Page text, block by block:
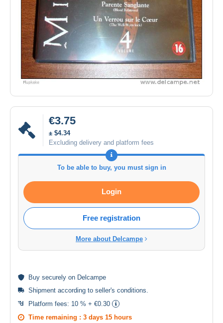
€3.75
± $4.34
Excluding delivery and platform fees
To be able to buy, you must sign in
Login
Free registration
More about Delcampe
Buy securely on Delcampe
Shipment according to seller's conditions
Platform fees: 10 % + €0.30
Time remaining : 3 days 15 hours